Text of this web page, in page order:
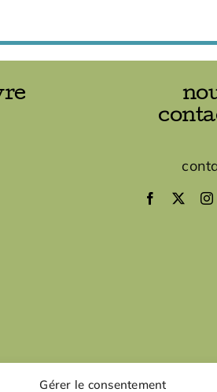
Gérer le consentement